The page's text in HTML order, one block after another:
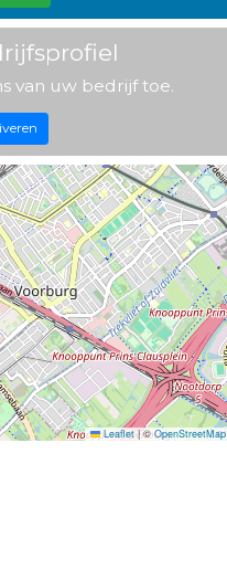
van uw bedrijf toe.
Leaflet |©OpenStreetMap